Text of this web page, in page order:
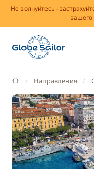
Не волнуйтесь -
вашего
GlobeSailor
Направления